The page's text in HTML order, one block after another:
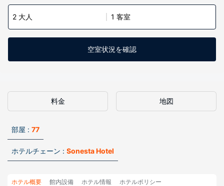
2 大人 1 客室
空室状況を確認
料金 地図
部屋 : 77
ホテルチェーン : Sonesta Hotel
ホテル概要 館内設備 ホテル情報 ホテルポリシー